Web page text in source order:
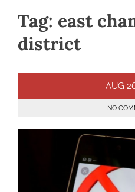
Tag: east
district
AUG
NO